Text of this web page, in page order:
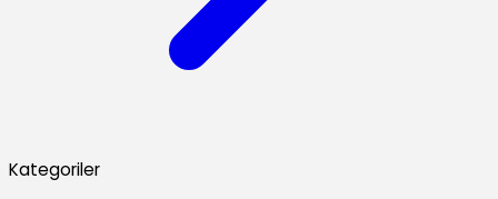
Kategoriler